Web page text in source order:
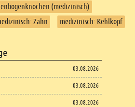
(medizinisch)
Zahn
medizinisch: Kehlkopf
03.08.2026
03.08.2026
03.08.2026